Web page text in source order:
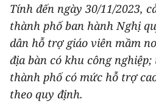
PHÁP LUẬT
DU LỊCH
THẾ GIỚI
Tính đến ngày 30/11/2023,
thành phố ban hành Nghị
dân hỗ trợ giáo viên mầm
địa bàn có khu công
thành phố có mức hỗ trợ
theo quy định.